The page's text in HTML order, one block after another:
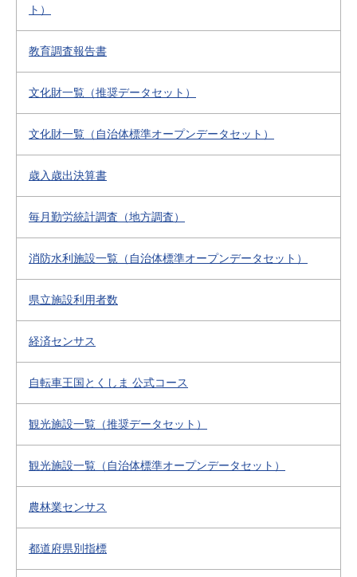
ト）
教育調査報告書
文化財一覧（推奨データセット）
文化財一覧（自治体標準オープンデータセット）
歳入歳出決算書
毎月勤労統計調査（地方調査）
消防水利施設一覧（自治体標準オープンデータセット）
県立施設利用者数
経済センサス
自転車王国とくしま 公式コース
観光施設一覧（推奨データセット）
観光施設一覧（自治体標準オープンデータセット）
農林業センサス
都道府県別指標